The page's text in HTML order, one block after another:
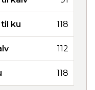
ku 118
112
118